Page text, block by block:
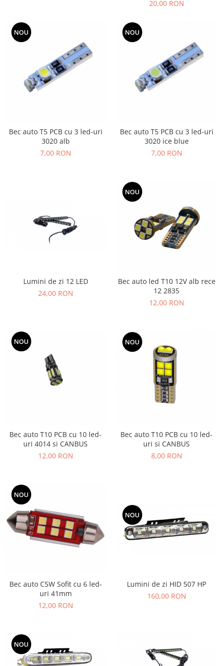
20,00 RON
NOU
Bec auto T5 PCB cu 3 led-uri
3020 alb
7,00 RON
NOU
Bec auto T5 PCB cu 3 led-uri
3020 ice blue
7,00 RON
Lumini de zi 12 LED
24,00 RON
NOU
Bec auto led T10 12V alb rece
12 2835
12,00 RON
NOU
Bec auto T10 PCB cu 10 led-
uri 4014 si CANBUS
12,00 RON
NOU
Bec auto T10 PCB cu 10 led-
uri si CANBUS
8,00 RON
NOU
Bec auto C5W Sofit cu 6 led-
uri 41mm
12,00 RON
NOU
Lumini de zi HID 507 HP
160,00 RON
NOU